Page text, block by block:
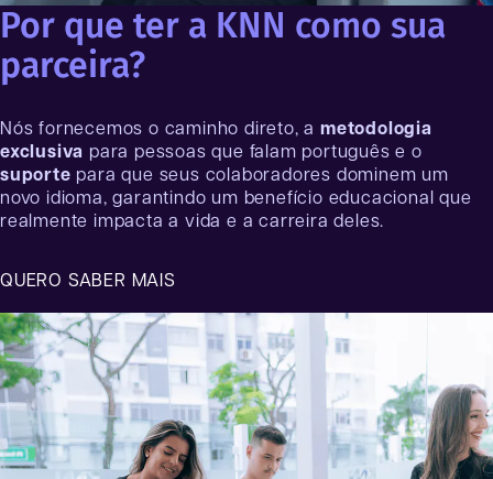
Por que ter a KNN como sua
parceira?
Nós fornecemos o caminho direto, a metodologia
exclusiva para pessoas que falam português e o
suporte para que seus colaboradores dominem um
novo idioma, garantindo um benefício educacional que
realmente impacta a vida e a carreira deles.
QUERO SABER MAIS